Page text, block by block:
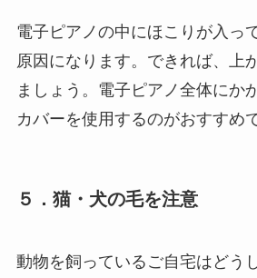
電子ピアノの中にほこりが入っ
原因になります。できれば、上
ましょう。電子ピアノ全体にか
カバーを使用するのがおすすめ
５．猫・犬の毛を注意
動物を飼っているご自宅はどう